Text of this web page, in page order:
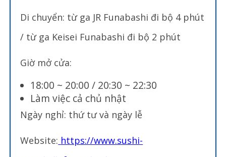
Di chuyển: từ ga JR Funabashi đi bộ 4 phút
/ từ ga Keisei Funabashi đi bộ 2 phút
Giờ mở cửa:
18:00 ~ 20:00 / 20:30 ~ 22:30
Làm việc cả chủ nhật
Ngày nghỉ: thứ tư và ngày lễ
Website: https://www.sushi-